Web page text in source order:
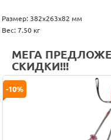
Размер: 382x263x82 мм
Вес: 7.50 кг
МЕГА
СКИДКИ!!!
-10%